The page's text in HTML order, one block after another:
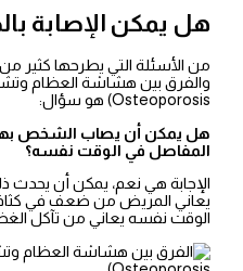
هل يمكن الإصابة
من الأسئلة التي يطرحها كثير
Osteoporosis) هو سؤال:
هل يمكن أن يصاب الشخص
المفاصل في الوقت نفسه؟
الإجابة هي نعم، يمكن أن يحدث
يعاني المريض من ضعف في
الوقت نفسه يعاني من تآكل